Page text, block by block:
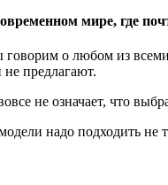
мире, где
о любом из
предлагают.
не означает, что
надо подходить не